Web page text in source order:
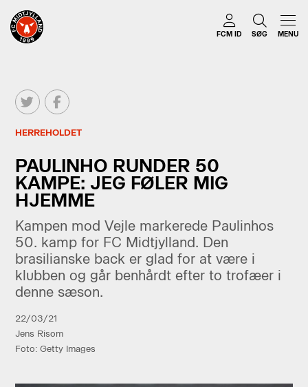
FCM ID SØG MENU
HERREHOLDET
PAULINHO RUNDER 50
KAMPE: JEG FØLER MIG
HJEMME
Kampen mod Vejle markerede Paulinhos
50. kamp for FC Midtjylland. Den
brasilianske back er glad for at være i
klubben og går benhårdt efter to trofæer i
denne sæson.
22/03/21
Jens Risom
Foto: Getty Images